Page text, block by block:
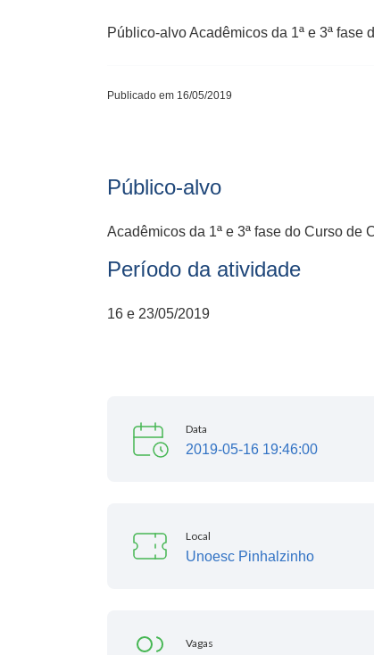
Público-alvo Acadêmicos da 1ª e 3ª
Publicado em 16/05/2019
Público-alvo
Acadêmicos da 1ª e 3ª fase do Curso
Período da atividade
16 e 23/05/2019
Data
2019-05-16 19:46:00
Local
Unoesc Pinhalzinho
Vagas